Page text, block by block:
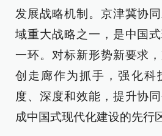
发展战略机制。京津冀协
域重大战略之一，是中国
一环。对标新形势新要求
创走廊作为抓手，强化科
度、深度和效能，提升协
成中国式现代化建设的先行